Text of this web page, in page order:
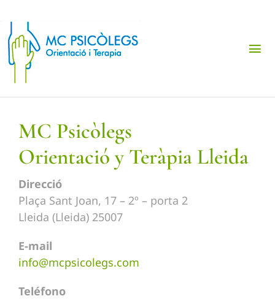
content
Gabinet de Psicologia
MC Psicòlegs
Orientació y Teràpia Lleida
Direcció
Plaça Sant Joan, 17 – 2º – porta 2
Lleida (Lleida) 25007
E-mail
info@mcpsicolegs.com
Teléfono